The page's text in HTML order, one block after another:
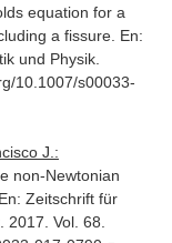
equation for a
a fissure. En:
und Physik.
10.1007/s00033-
J.:
non-Newtonian
En: Zeitschrift für
. 2017. Vol. 68.